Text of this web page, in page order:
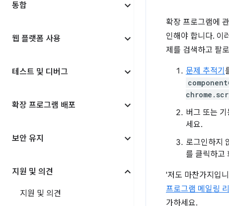
통합
웹 플랫폼 사용
테스트 및 디버그
확장 프로그램 배포
보안 유지
지원 및 의견
지원 및 의견
확장 프로그램에
인해야 합니다. 이
제를 검색하고 팔
문제 추적기
버그 또는
세요.
로그인하지
를 클릭하고
'저도 마찬가지입
프로그램 메일링
가하세요.